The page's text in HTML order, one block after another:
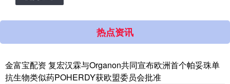
热点资讯
金富宝配资 复宏汉霖与Organon共同宣布欧洲首个帕妥珠单
抗生物类似药POHERDY获欧盟委员会批准